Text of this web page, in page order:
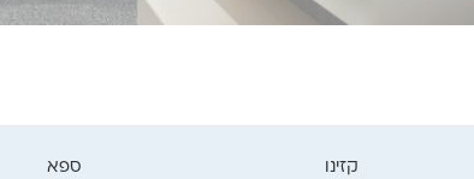
קזינו ספא